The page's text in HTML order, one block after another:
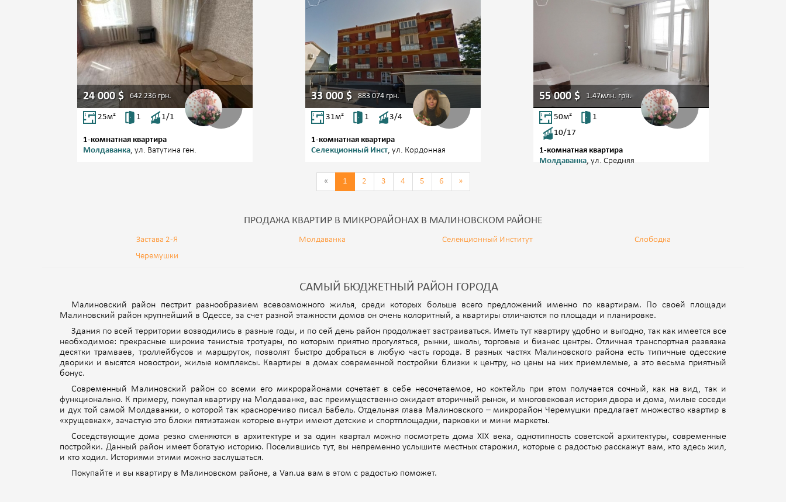
24 000$ 642 236 грн.
25м² 1 1/1
1-комнатная квартира
Молдаванка, ул. Ватутина ген.
33 000$ 883 074 грн.
31м² 1 3/4
1-комнатная квартира
Селекционный Инст, ул. Кордонная
55 000$ 1.47млн. грн.
50м²
1
10/17
1-комнатная квартира
Молдаванка, ул. Средняя
« 1 2 3 4 5 6 »
ПРОДАЖА КВАРТИР В МИКРОРАЙОНАХ В МАЛИНОВСКОМ РАЙОНЕ
Застава 2-Я Молдаванка Селекционный Институт
Слободка
Черемушки
САМЫЙ БЮДЖЕТНЫЙ РАЙОН ГОРОДА
Малиновский район пестрит разнообразием всевозможного жилья, среди которых больше всего предложений именно по квартирам. По своей площади
Малиновский район крупнейший в Одессе, за счет разной этажности домов он очень колоритный, а квартиры отличаются по площади и планировке.
Здания по всей территории возводились в разные годы, и по сей день район продолжает застраиваться. Иметь тут квартиру удобно и выгодно, так как имеется все
необходимое: прекрасные широкие тенистые тротуары, по которым приятно прогуляться, рынки, школы, торговые и бизнес центры. Отличная транспортная развязка
десятки трамваев, троллейбусов и маршруток, позволят быстро добраться в любую часть города. В разных частях Малиновского района есть типичные одесские
дворики и высятся новострои, жилые комплексы. Квартиры в домах современной постройки близки к центру, но цены на них приемлемые, а это весьма приятный
бонус.
Современный Малиновский район со всеми его микрорайонами сочетает в себе несочетаемое, но коктейль при этом получается сочный, как на вид, так и
функционально. К примеру, покупая квартиру на Молдаванке, вас преимущественно ожидает вторичный рынок, и многовековая история двора и дома, милые соседи
и дух той самой Молдаванки, о которой так красноречиво писал Бабель. Отдельная глава Малиновского – микрорайон Черемушки предлагает множество квартир в
«хрущевках», зачастую это блоки пятиэтажек которые внутри имеют детские и спортплощадки, парковки и мини маркеты.
Соседствующие дома резко сменяются в архитектуре и за один квартал можно посмотреть дома XIX века, однотипность советской архитектуры, современные
постройки. Данный район имеет богатую историю. Поселившись тут, вы непременно услышите местных старожил, которые с радостью расскажут вам, кто здесь жил,
и кто ходил. Историями этими можно заслушаться.
Покупайте и вы квартиру в Малиновском районе, а Van.ua вам в этом с радостью поможет.